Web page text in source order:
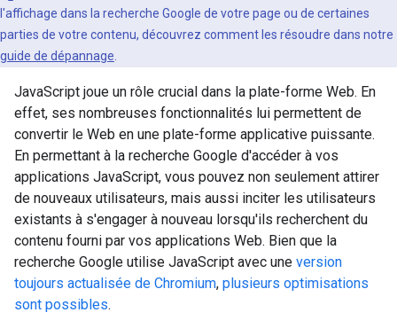
l'affichage dans la recherche Google de votre page ou de certaines
parties de votre contenu, découvrez comment les résoudre dans notre
guide de dépannage
JavaScript joue un rôle crucial dans la plate-forme Web. En
effet, ses nombreuses fonctionnalités lui permettent de
convertir le Web en une plate-forme applicative puissante.
En permettant à la recherche Google d'accéder à vos
applications JavaScript, vous pouvez non seulement attirer
de nouveaux utilisateurs, mais aussi inciter les utilisateurs
existants à s'engager à nouveau lorsqu'ils recherchent du
contenu fourni par vos applications Web. Bien que la
recherche Google utilise JavaScript avec une version
toujours actualisée de Chromium, plusieurs optimisations
sont possibles.